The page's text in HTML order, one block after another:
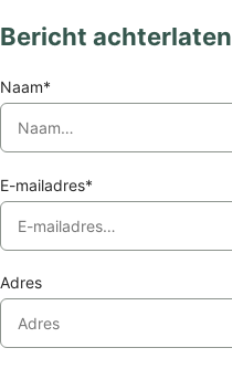
Bericht achterlaten
Naam*
E-mailadres*
Adres